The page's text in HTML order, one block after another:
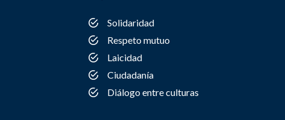
Solidaridad
Respeto mutuo
Laicidad
Ciudadanía
Diálogo entre culturas